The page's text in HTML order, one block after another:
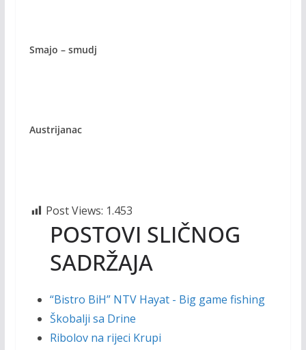
Smajo – smudj
Austrijanac
Post Views: 1.453
POSTOVI SLIČNOG
SADRŽAJA
“Bistro BiH” NTV Hayat - Big game fishing
Škobalji sa Drine
Ribolov na rijeci Krupi